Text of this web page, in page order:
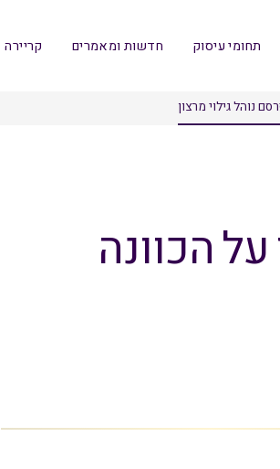
תחומי עיסוק חדשות ומאמרים קריירה
נוהל גילוי מרצון
הכוונה